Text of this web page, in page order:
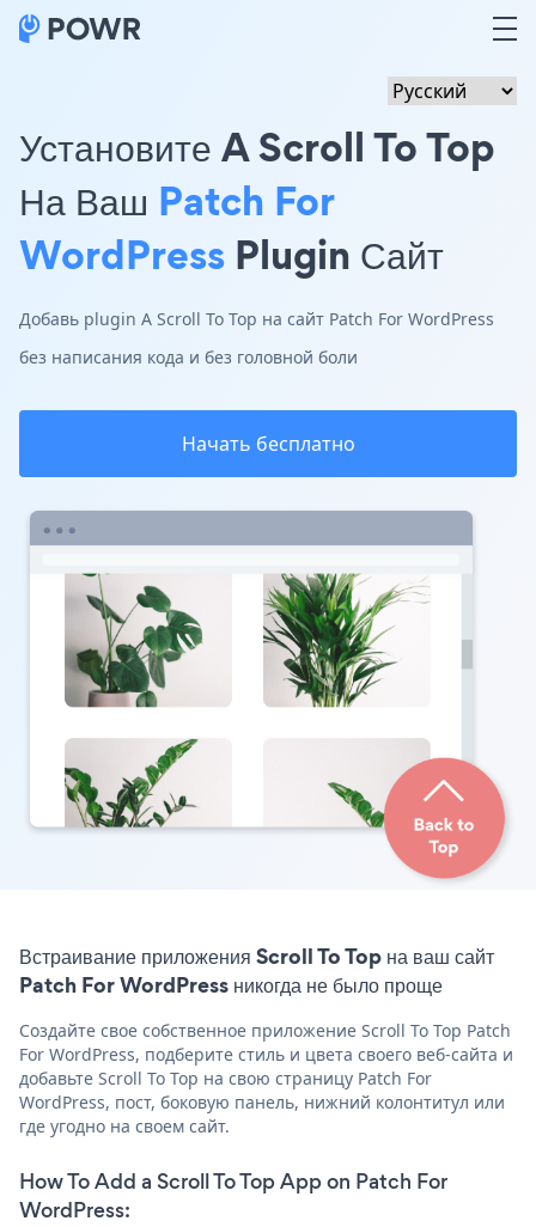
Установите A Scroll To Top
На Ваш Patch For
WordPress Plugin Сайт
Добавь plugin A Scroll To Top на сайт Patch For WordPress
без написания кода и без головной боли
Начать бесплатно
Встраивание приложения Scroll To Top на ваш сайт
Patch For WordPress никогда не было проще
Создайте свое собственное приложение Scroll To Top Patch
For WordPress, подберите стиль и цвета своего веб-сайта и
добавьте Scroll To Top на свою страницу Patch For
WordPress, пост, боковую панель, нижний колонтитул или
где угодно на своем сайт.
How To Add a Scroll To Top App on Patch For
WordPress: